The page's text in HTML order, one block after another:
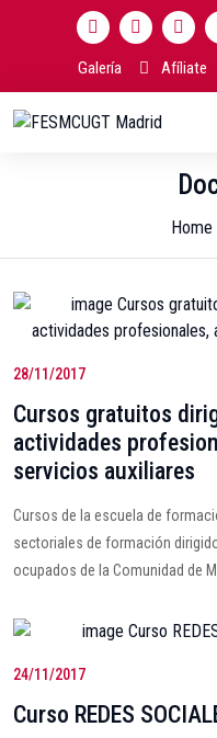
Galería Afíliate
Home
28/11/2017
Cursos gratuitos
actividades
servicios auxiliares
Cursos de la escuela de
sectoriales de formación
ocupados de la Comunidad de
24/11/2017
Curso REDES